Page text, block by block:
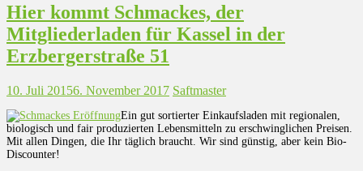
Hier kommt Schmackes, der
Mitgliederladen für Kassel in der
Erzbergerstraße 51
10. Juli 20156. November 2017 Saftmaster
Ein gut sortierter Einkaufsladen mit regionalen,
biologisch und fair produzierten Lebensmitteln zu erschwinglichen Preisen.
Mit allen Dingen, die Ihr täglich braucht. Wir sind günstig, aber kein Bio-
Discounter!